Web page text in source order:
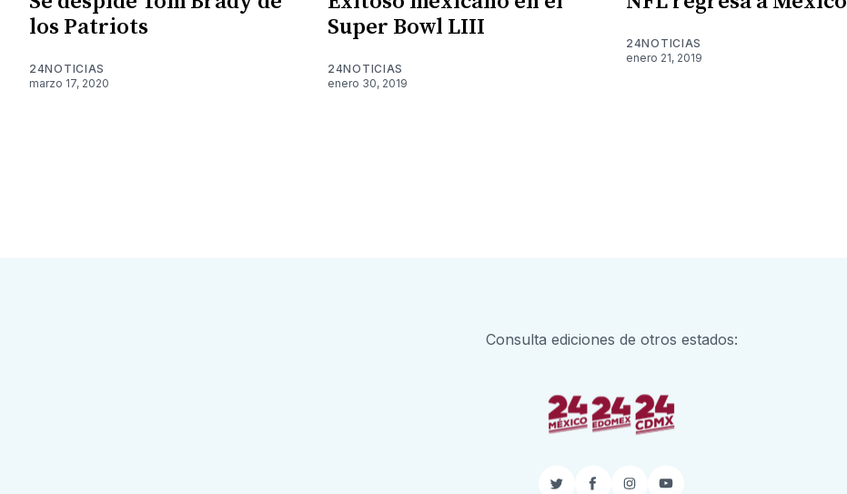
los Patriots
24NOTICIAS
marzo 17, 2020
Super Bowl LIII
24NOTICIAS
enero 30, 2019
24NOTICIAS
enero 21, 2019
Consulta ediciones de otros estados: